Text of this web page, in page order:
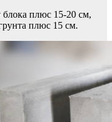
плюс 15-20 см,
плюс 15 см.